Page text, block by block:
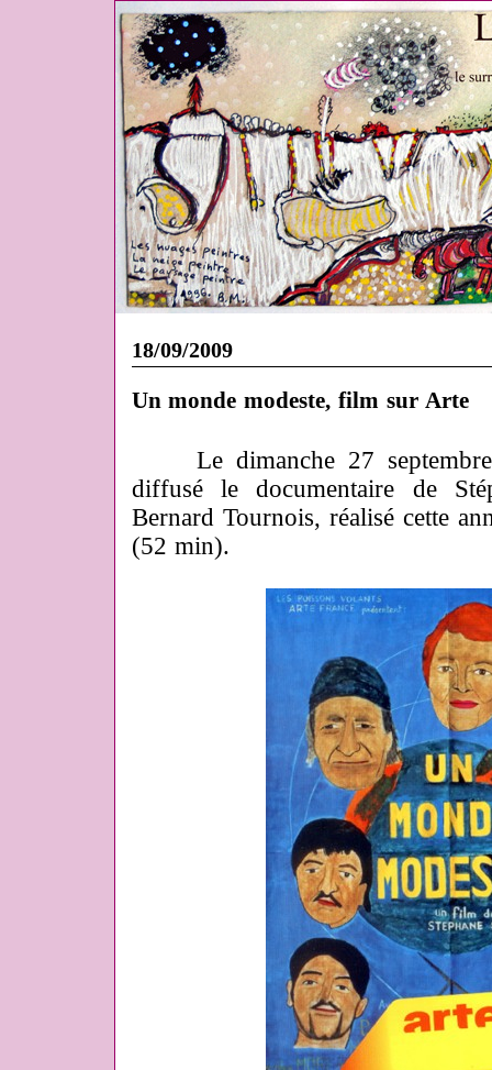
18/09/2009
Un monde modeste, film sur Arte
Le dimanche 27
diffusé le documentaire de
Bernard Tournois, réalisé cette
(52 min).